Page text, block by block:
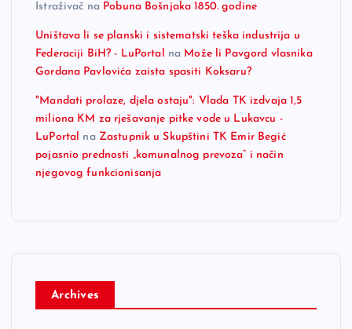
Istraživač na Pobuna Bošnjaka 1850. godine
Uništava li se planski i sistematski teška industrija u
Federaciji BiH? - LuPortal
na Može li Pavgord vlasnika
Gordana Pavlovića zaista spasiti Koksaru?
"Mandati prolaze, djela ostaju": Vlada TK izdvaja 1,5
miliona KM za rješavanje pitke vode u Lukavcu -
LuPortal na Zastupnik u Skupštini TK Emir Begić
pojasnio prednosti „komunalnog prevoza“ i način
njegovog funkcionisanja
Archives